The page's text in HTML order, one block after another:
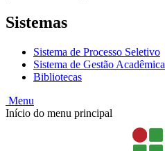
Sistemas
Sistema de Processo Seletivo
Sistema de Gestão Acadêmica
Bibliotecas
Menu
Início do menu principal